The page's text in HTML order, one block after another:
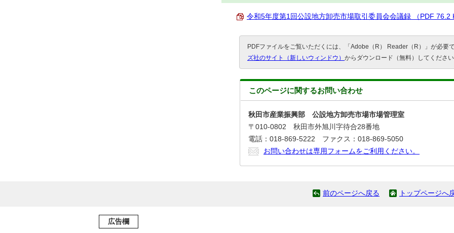
令和5年度第1回公設地方卸売市場取引委員会会議録 （PDF 76.2
PDFファイルをご覧いただくには、「Adobe（R） Reader（R）」が必要
ズ社のサイト（新しいウィンドウ） からダウンロード（無料）してください
このページに関するお問い合わせ
秋田市産業振興部 公設地方卸売市場市場管理室
〒010-0802 秋田市外旭川字待合28番地
電話：018-869-5222 ファクス：018-869-5050
お問い合わせは専用フォームをご利用ください。
前のページへ戻る トップページへ
広告欄